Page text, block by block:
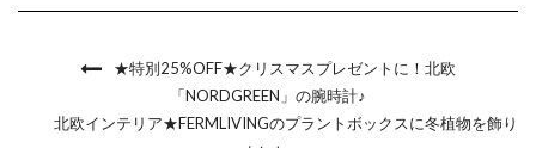
★特別25%OFF★クリスマスプレゼントに！北欧
「NORDGREEN」の腕時計♪
北欧インテリア★FERMLIVINGのプラントボックスに冬植物を飾り